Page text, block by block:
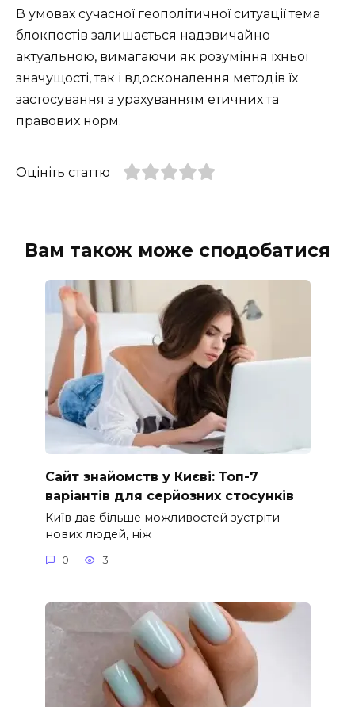
В умовах сучасної геополітичної ситуації тема
блокпостів залишається надзвичайно
актуальною, вимагаючи як розуміння їхньої
значущості, так і вдосконалення методів їх
застосування з урахуванням етичних та
правових норм.
Оцініть статтю
Вам також може сподобатися
Сайт знайомств у Києві: Топ-7
варіантів для серйозних стосунків
Київ дає більше можливостей зустріти
нових людей, ніж
0 3